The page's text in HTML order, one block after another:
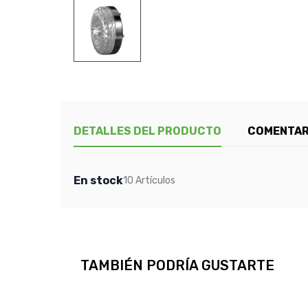
DETALLES DEL PRODUCTO
En stock10 Artículos
TAMBIÉN PODRÍA GUSTARTE